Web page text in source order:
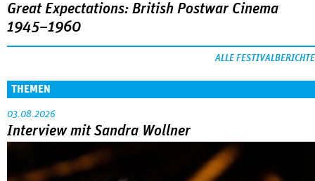
Great Expectations: British Postwar Cinema
1945–1960
ALLE FESTIVALBERICHTE
THEMEN
03.08.2026
Interview mit Sandra Wollner